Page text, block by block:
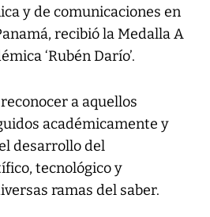
y de comunicaciones en
recibió la Medalla A
‘Rubén Darío’.
a aquellos
académicamente y
desarrollo del
tecnológico y
ramas del saber.